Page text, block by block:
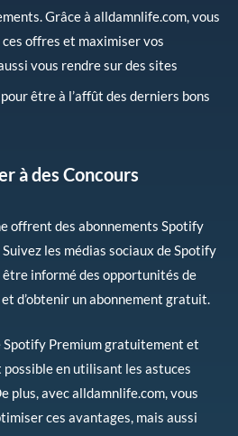
Grâce à alldamnlife.com, vous
offres et maximiser vos
vous rendre sur des sites
pour être à l’affût des derniers bons
à des Concours
offrent des abonnements Spotify
les médias sociaux de Spotify
être informé des opportunités de
d’obtenir un abonnement gratuit.
Spotify Premium gratuitement et
en utilisant les astuces
plus, avec alldamnlife.com, vous
ces avantages, mais aussi